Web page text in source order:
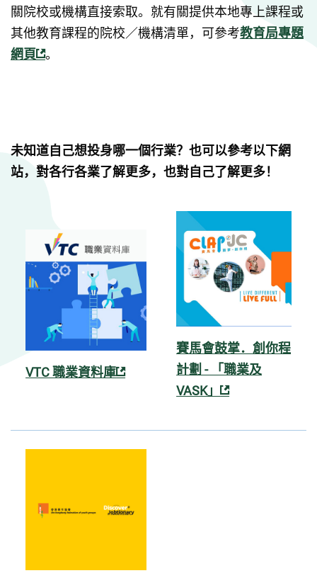
關院校或機構直接索取。就有關提供本地專上課程或
其他教育課程的院校／機構清單，可參考教育局專題
網頁 。
未知道自己想投身哪一個行業？也可以參考以下網
站，對各行各業了解更多，也對自己了解更多！
VTC 職業資料庫
賽馬會鼓掌．創你程
計劃 - 「職業及
VASK」